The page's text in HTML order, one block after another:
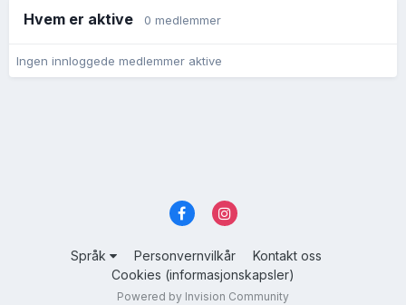
Hvem er aktive 0 medlemmer
Ingen innloggede medlemmer aktive
Språk Personvernvilkår
Kontakt oss
Cookies (informasjonskapsler)
Powered by Invision Community